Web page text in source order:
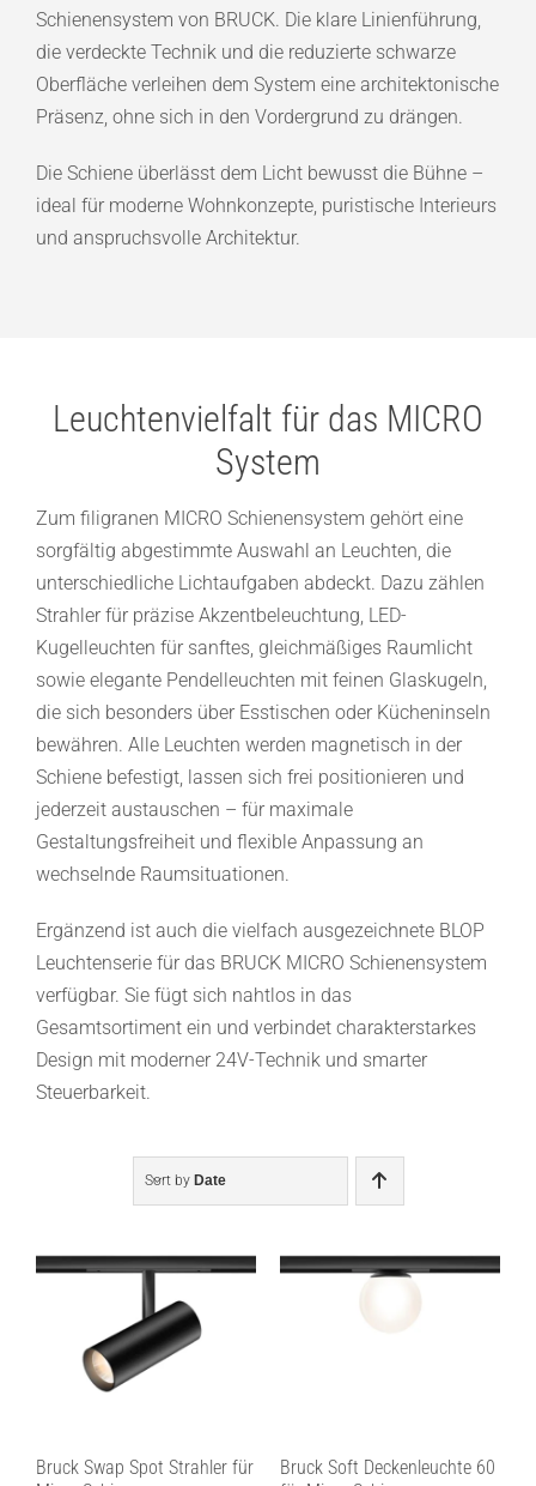
Schienensystem von BRUCK. Die klare Linienführung,
die verdeckte Technik und die reduzierte schwarze
Oberfläche verleihen dem System eine architektonische
Präsenz, ohne sich in den Vordergrund zu drängen.
Die Schiene überlässt dem Licht bewusst die Bühne –
ideal für moderne Wohnkonzepte, puristische Interieurs
und anspruchsvolle Architektur.
Leuchtenvielfalt für das MICRO
System
Zum filigranen MICRO Schienensystem gehört eine
sorgfältig abgestimmte Auswahl an Leuchten, die
unterschiedliche Lichtaufgaben abdeckt. Dazu zählen
Strahler für präzise Akzentbeleuchtung, LED-
Kugelleuchten für sanftes, gleichmäßiges Raumlicht
sowie elegante Pendelleuchten mit feinen Glaskugeln,
die sich besonders über Esstischen oder Kücheninseln
bewähren. Alle Leuchten werden magnetisch in der
Schiene befestigt, lassen sich frei positionieren und
jederzeit austauschen – für maximale
Gestaltungsfreiheit und flexible Anpassung an
wechselnde Raumsituationen.
Ergänzend ist auch die vielfach ausgezeichnete BLOP
Leuchtenserie für das BRUCK MICRO Schienensystem
verfügbar. Sie fügt sich nahtlos in das
Gesamtsortiment ein und verbindet charakterstarkes
Design mit moderner 24V-Technik und smarter
Steuerbarkeit.
Sort by Date
Bruck Swap Spot Strahler für
Bruck Soft Deckenleuchte 60